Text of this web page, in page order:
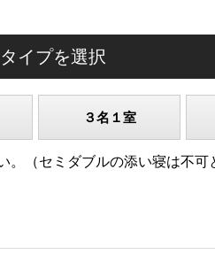
イプを選択
３名１室
（セミダブルの添い寝は不可